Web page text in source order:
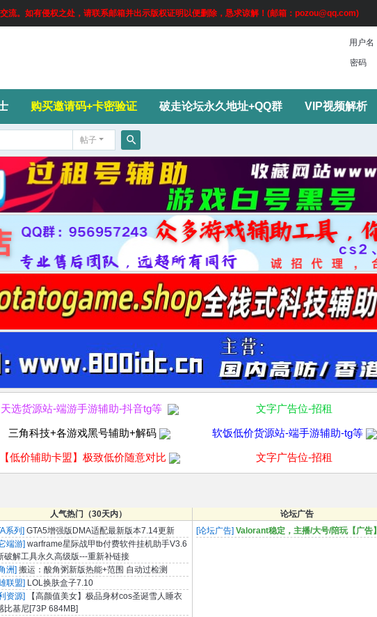
流。如有侵权之处，请联系邮箱并出示版权证明以便删除，恳求谅解！(邮箱：pozou@qq.com)
用户名
密码
购买邀请码+卡密验证 破走论坛永久地址+QQ群 VIP视频解析
帖子
搜
索
天选货源站-端游手游辅助-抖音tg等 文字广告位-招租
三角科技+各游戏黑号辅助+解码 软饭低价货源站-端手游辅助-tg等
【低价辅助卡盟】极致低价随意对比 文字广告位-招租
人气热门（30天内） 论坛广告
系列] GTA5增强版DMA适配最新版本7.14更新
端游] warframe星际战甲tb付费软件挂机助手V3.6
破解工具永久高级版---重新补链接
洲] 搬运：酸角粥新版热能+范围 自动过检测
联盟] LOL换肤盒子7.10
资源]
【高颜值美女】极品身材cos圣诞雪人睡衣
比基尼[73P 684MB]
[论坛广告] Valorant稳定，主播/大号/陪玩【广告】